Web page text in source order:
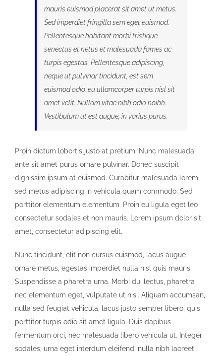
mauris euismod placerat sit amet ut metus.
Sed imperdiet fringilla sem eget euismod.
Pellentesque habitant morbi tristique
senectus et netus et malesuada fames ac
turpis egestas. Pellentesque adipiscing,
neque ut pulvinar tincidunt, est sem
euismod odio, eu ullamcorper turpis nisl sit
amet velit. Nullam vitae nibh odio noibh.
Vestibulum ut est augue, in varius purus.
Proin dictum lobortis justo at pretium. Nunc malesuada
ante sit amet purus ornare pulvinar. Donec suscipit
dignissim ipsum at euismod. Curabitur malesuada lorem
sed metus adipiscing in vehicula quam commodo. Sed
porttitor elementum elementum. Proin eu ligula eget leo
consectetur sodales et non mauris. Lorem ipsum dolor sit
amet, consectetur adipiscing elit.
Nunc tincidunt, elit non cursus euismod, lacus augue
ornare metus, egestas imperdiet nulla nisl quis mauris.
Suspendisse a pharetra urna. Morbi dui lectus, pharetra
nec elementum eget, vulputate ut nisi. Aliquam accumsan,
nulla sed feugiat vehicula, lacus justo semper libero, quis
porttitor turpis odio sit amet ligula. Duis dapibus
fermentum orci, nec malesuada libero vehicula ut. Integer
sodales, urna eget interdum eleifend, nulla nibh laoreet